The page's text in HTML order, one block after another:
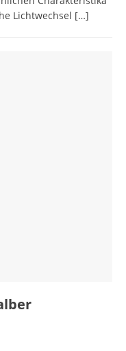
Lichtwechsel […]